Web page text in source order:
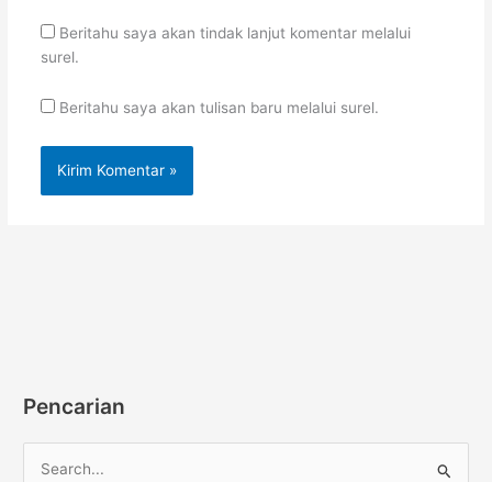
Beritahu saya akan tindak lanjut komentar melalui
surel.
Beritahu saya akan tulisan baru melalui surel.
Pencarian